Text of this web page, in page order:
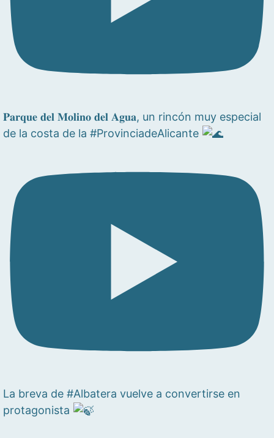
𝐏𝐚𝐫𝐪𝐮𝐞 𝐝𝐞𝐥 𝐌𝐨𝐥𝐢𝐧𝐨 𝐝𝐞𝐥 𝐀𝐠𝐮𝐚, un rincón muy especial
de la costa de la #ProvinciadeAlicante
La breva de #Albatera vuelve a convertirse en
protagonista